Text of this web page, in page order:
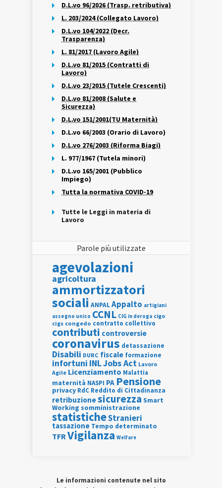
D.L.vo 96/2026 (Trasp. retributiva)
L. 203/2024 (Collegato Lavoro)
D.L.vo 104/2022 (Decr.
Trasparenza)
L. 81/2017 (Lavoro Agile)
D.L.vo 81/2015 (Contratti di
Lavoro)
D.L.vo 23/2015 (Tutele Crescenti)
D.L.vo 81/2008 (Salute e
Sicurezza)
D.L.vo 151/2001(TU Maternità)
D.L.vo 66/2003 (Orario di Lavoro)
D.L.vo 276/2003 (Riforma Biagi)
L. 977/1967 (Tutela minori)
D.L.vo 165/2001 (Pubblico
Impiego)
Tutta la normativa COVID-19
Tutte le Leggi in materia di
Lavoro
Parole più utilizzate
agevolazioni
agricoltura
ammortizzatori
sociali ANPALAppalto artigiani
assegno unico CCNL CIG in deroga cigo
cigs congedo contratto collettivo
contributi controversie
coronavirus detassazione
Disabili DURC fiscale formazione
infortuni INLJobs Act Lavoro
Agile Licenziamento Malattia
maternità NASPI PA Pensione
privacy RdC Reddito di Cittadinanza
retribuzionesicurezza Smart
Working somministrazione
statisticheStranieri
tassazione Tempo determinato
TFRVigilanza Welfare
Le informazioni contenute nel sito